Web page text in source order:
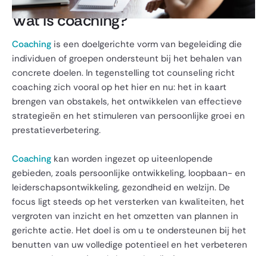
Wat is coaching?
Coaching is een doelgerichte vorm van begeleiding die
individuen of groepen ondersteunt bij het behalen van
concrete doelen. In tegenstelling tot counseling richt
coaching zich vooral op het hier en nu: het in kaart
brengen van obstakels, het ontwikkelen van effectieve
strategieën en het stimuleren van persoonlijke groei en
prestatieverbetering.
Coaching kan worden ingezet op uiteenlopende
gebieden, zoals persoonlijke ontwikkeling, loopbaan- en
leiderschapsontwikkeling, gezondheid en welzijn. De
focus ligt steeds op het versterken van kwaliteiten, het
vergroten van inzicht en het omzetten van plannen in
gerichte actie. Het doel is om u te ondersteunen bij het
benutten van uw volledige potentieel en het verbeteren